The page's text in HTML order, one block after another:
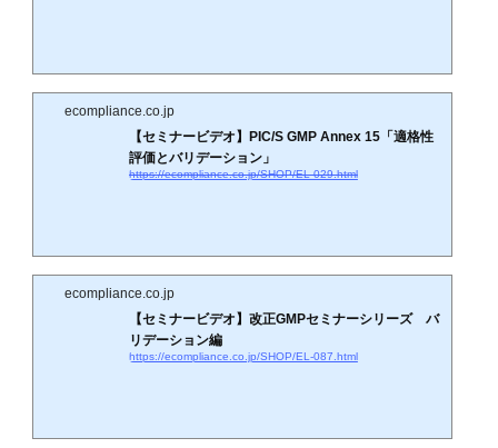
ecompliance.co.jp
【セミナービデオ】PIC/S GMP Annex 15「適格性
評価とバリデーション」
https://ecompliance.co.jp/SHOP/EL-029.html
ecompliance.co.jp
【セミナービデオ】改正GMPセミナーシリーズ バ
リデーション編
https://ecompliance.co.jp/SHOP/EL-087.html